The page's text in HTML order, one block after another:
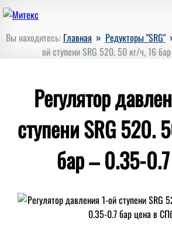
Вы находитесь: Главная » Редукторы "SRG"
ой ступени SRG 520. 50 кг/ч, 16
Регулятор
ступени SRG 520.
бар – 0.35-